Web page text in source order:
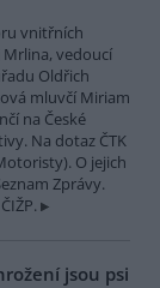
vnitřních
vedoucí
Oldřich
mluvčí Miriam
na České
Na dotaz ČTK
O jejich
Zprávy.
jsou psi